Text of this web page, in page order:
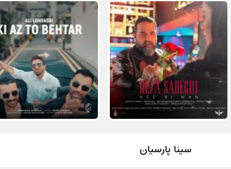
سینا پارسیان